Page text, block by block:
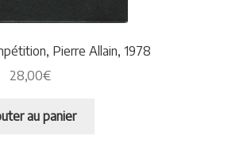
Pierre Allain, 1978
28,00€
au panier